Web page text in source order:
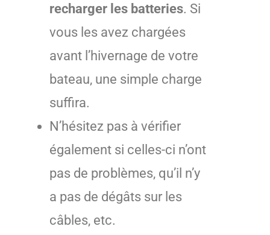
recharger les batteries. Si
vous les avez chargées
avant l’hivernage de votre
bateau, une simple charge
suffira.
N’hésitez pas à vérifier
également si celles-ci n’ont
pas de problèmes, qu’il n’y
a pas de dégâts sur les
câbles, etc.